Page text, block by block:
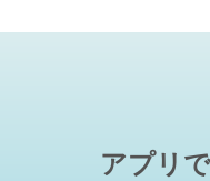
アプリ